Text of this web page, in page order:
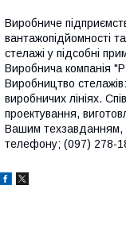
Виробниче
вантажопідйомності
стелажі у підсобні
Виробнича компанія
Виробництво
виробничих лініях.
проектування,
Вашим техзавданням,
телефону; (097) 278-